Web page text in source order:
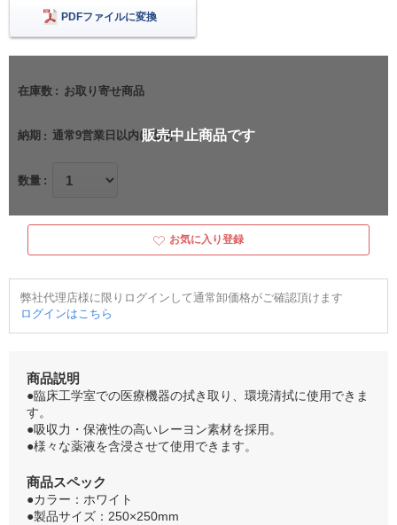
PDFファイルに変換
在庫数 お取り寄せ商品
納期 通常9営業日以内に出荷
数量
販売中止商品です
お気に入り登録
弊社代理店様に限りログインして通常卸価格がご確認頂けます
ログインはこちら
商品説明
●臨床工学室での医療機器の拭き取り、環境清拭に使用できま
す。
●吸収力・保液性の高いレーヨン素材を採用。
●様々な薬液を含浸させて使用できます。
商品スペック
●カラー：ホワイト
●製品サイズ：250×250mm